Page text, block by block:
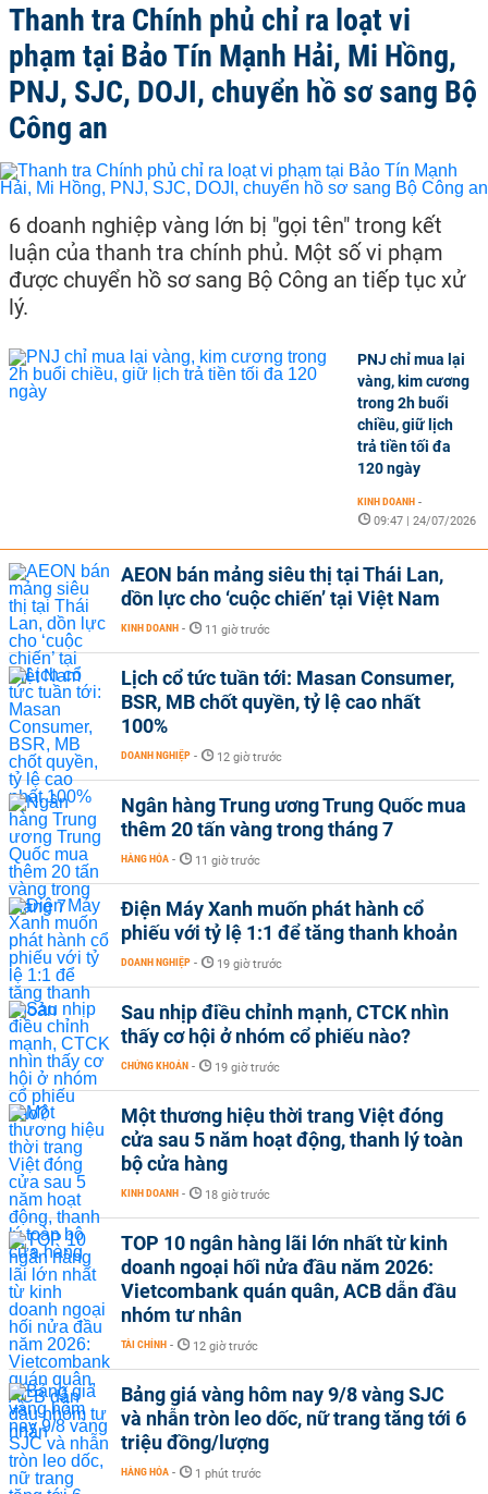
Thanh tra Chính phủ chỉ ra loạt vi
phạm tại Bảo Tín Mạnh Hải, Mi Hồng,
PNJ, SJC, DOJI, chuyển hồ sơ sang Bộ
Công an
6 doanh nghiệp vàng lớn bị "gọi tên" trong kết
luận của thanh tra chính phủ. Một số vi phạm
được chuyển hồ sơ sang Bộ Công an tiếp tục xử
lý.
PNJ chỉ mua lại
vàng, kim cương
trong 2h buổi
chiều, giữ lịch
trả tiền tối đa
120 ngày
KINH DOANH -
09:47 | 24/07/2026
AEON bán mảng siêu thị tại Thái Lan,
dồn lực cho ‘cuộc chiến’ tại Việt Nam
KINH DOANH - 11 giờ trước
Lịch cổ tức tuần tới: Masan Consumer,
BSR, MB chốt quyền, tỷ lệ cao nhất
100%
DOANH NGHIỆP - 12 giờ trước
Ngân hàng Trung ương Trung Quốc mua
thêm 20 tấn vàng trong tháng 7
HÀNG HÓA - 11 giờ trước
Điện Máy Xanh muốn phát hành cổ
phiếu với tỷ lệ 1:1 để tăng thanh khoản
DOANH NGHIỆP - 19 giờ trước
Sau nhịp điều chỉnh mạnh, CTCK nhìn
thấy cơ hội ở nhóm cổ phiếu nào?
CHỨNG KHOÁN - 19 giờ trước
Một thương hiệu thời trang Việt đóng
cửa sau 5 năm hoạt động, thanh lý toàn
bộ cửa hàng
KINH DOANH - 18 giờ trước
TOP 10 ngân hàng lãi lớn nhất từ kinh
doanh ngoại hối nửa đầu năm 2026:
Vietcombank quán quân, ACB dẫn đầu
nhóm tư nhân
TÀI CHÍNH - 12 giờ trước
Bảng giá vàng hôm nay 9/8 vàng SJC
và nhẫn tròn leo dốc, nữ trang tăng tới 6
triệu đồng/lượng
HÀNG HÓA - 1 phút trước